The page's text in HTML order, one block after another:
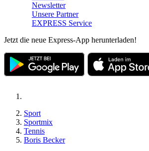
Newsletter
Unsere Partner
EXPRESS Service
Jetzt die neue Express-App herunterladen!
Sport
Sportmix
Tennis
Boris Becker